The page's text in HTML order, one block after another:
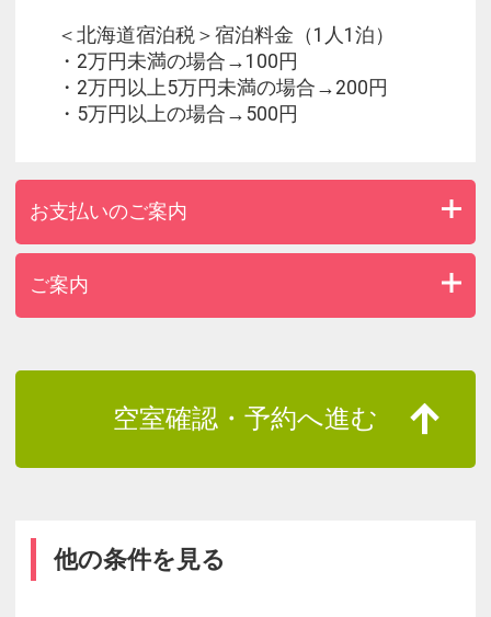
＜北海道宿泊税＞宿泊料金（1人1泊）
・2万円未満の場合→100円
・2万円以上5万円未満の場合→200円
・5万円以上の場合→500円
お支払いのご案内
ご案内
空室確認・予約へ進む
他の条件を見る